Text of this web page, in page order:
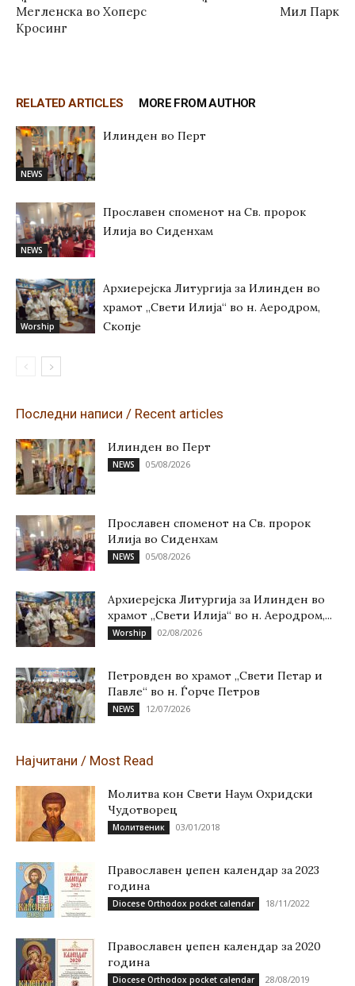
Мегленска во Хоперс
Кросинг
Мил Парк
RELATED ARTICLES MORE FROM AUTHOR
NEWS
Илинден во Перт
NEWS
Прославен споменот на Св. пророк
Илија во Сиденхам
Worship
Архиерејска Литургија за Илинден во
храмот „Свети Илија“ во н. Аеродром,
Скопје
Последни написи / Recent articles
Илинден во Перт
NEWS 05/08/2026
Прославен споменот на Св. пророк
Илија во Сиденхам
NEWS 05/08/2026
Архиерејска Литургија за Илинден во
храмот „Свети Илија“ во н. Аеродром,...
Worship 02/08/2026
Петровден во храмот „Свети Петар и
Павле“ во н. Ѓорче Петров
NEWS 12/07/2026
Најчитани / Most Read
Молитва кон Свети Наум Охридски
Чудотворец
Молитвеник 03/01/2018
Православен џепен календар за 2023
година
Diocese Orthodox pocket calendar 18/11/2022
Православен џепен календар за 2020
година
Diocese Orthodox pocket calendar 28/08/2019